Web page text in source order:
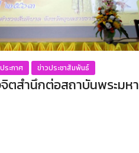
ระกาศ ข่าวประชาสัมพันธ์
ตสำนึกต่อสถาบันพระมหา